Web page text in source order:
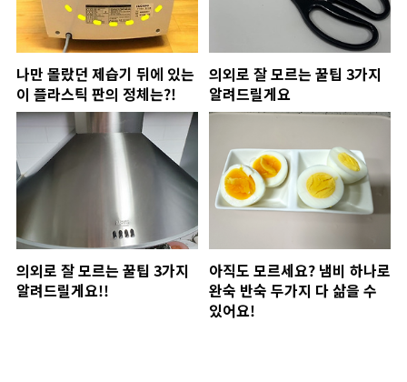
나만 몰랐던 제습기 뒤에 있는
이 플라스틱 판의 정체는?!
의외로 잘 모르는 꿀팁 3가지
알려드릴게요
의외로 잘 모르는 꿀팁 3가지
알려드릴게요!!
아직도 모르세요? 냄비 하나로
완숙 반숙 두가지 다 삶을 수
있어요!